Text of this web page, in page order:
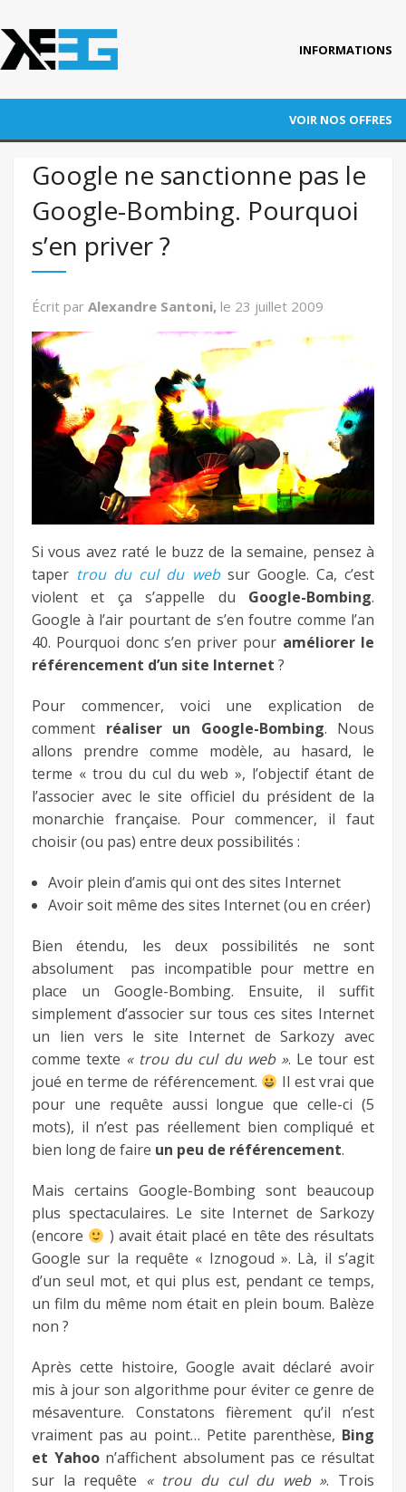
INFORMATIONS
Nos références
Blog
Actus
VOIR NOS OFFRES
RÉFÉRENCEMENT
ADWORDS
CONVERSION
AUDITS
FORMATION
AUTRES PRESTATIONS
fb
twitter
Google ne sanctionne pas le
Google-Bombing. Pourquoi
s’en priver ?
Écrit par Alexandre Santoni, le 23 juillet 2009
Si vous avez raté le buzz de la semaine, pensez à
taper trou du cul du websur Google. Ca, c’est
violent et ça s’appelle du Google-Bombing.
Google à l’air pourtant de s’en foutre comme l’an
40. Pourquoi donc s’en priver pour améliorer le
référencement d’un site Internet ?
Pour commencer, voici une explication de
comment réaliser un Google-Bombing. Nous
allons prendre comme modèle, au hasard, le
terme « trou du cul du web », l’objectif étant de
l’associer avec le site officiel du président de la
monarchie française. Pour commencer, il faut
choisir (ou pas) entre deux possibilités :
Avoir plein d’amis qui ont des sites Internet
Avoir soit même des sites Internet (ou en créer)
Bien étendu, les deux possibilités ne sont
absolument pas incompatible pour mettre en
place un Google-Bombing. Ensuite, il suffit
simplement d’associer sur tous ces sites Internet
un lien vers le site Internet de Sarkozy avec
comme texte « trou du cul du web ». Le tour est
joué en terme de référencement.
Il est vrai que
pour une requête aussi longue que celle-ci (5
mots), il n’est pas réellement bien compliqué et
bien long de faire un peu de référencement.
Mais certains Google-Bombing sont beaucoup
plus spectaculaires. Le site Internet de Sarkozy
(encore
) avait était placé en tête des résultats
Google sur la requête « Iznogoud ». Là, il s’agit
d’un seul mot, et qui plus est, pendant ce temps,
un film du même nom était en plein boum. Balèze
non ?
Après cette histoire, Google avait déclaré avoir
mis à jour son algorithme pour éviter ce genre de
mésaventure. Constatons fièrement qu’il n’est
vraiment pas au point… Petite parenthèse, Bing
et Yahoon’affichent absolument pas ce résultat
sur la requête « trou du cul du web ». Trois